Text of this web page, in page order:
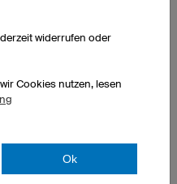
grüne
sich die Pflanzen in
widerrufen oder
Cookies nutzen, lesen
Ok